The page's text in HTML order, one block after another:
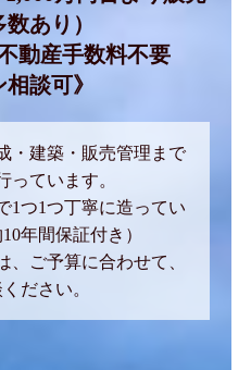
数あり）
動産手数料不要
相談可》
・建築・販売管理まで
っています。
1つ1つ丁寧に造ってい
年間保証付き）
、ご予算に合わせて、
ださい。